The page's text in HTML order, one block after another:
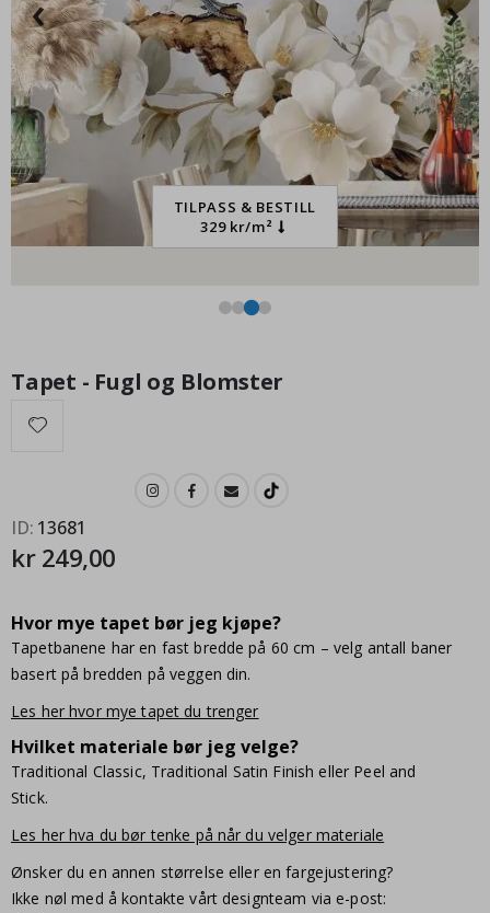
249,00 Kr
TILPASS & BESTILL
329 kr/m²
Tapet - Fugl og Blomster
ID 13681
kr 249,00
Hvor mye tapet bør jeg kjøpe?
Tapetbanene har en fast bredde på 60 cm – velg antall baner
basert på bredden på veggen din.
Les her hvor mye tapet du trenger
Hvilket materiale bør jeg velge?
Traditional Classic, Traditional Satin Finish eller Peel and
Stick.
Les her hva du bør tenke på når du velger materiale
Ønsker du en annen størrelse eller en fargejustering?
Ikke nøl med å kontakte vårt designteam via e-post: